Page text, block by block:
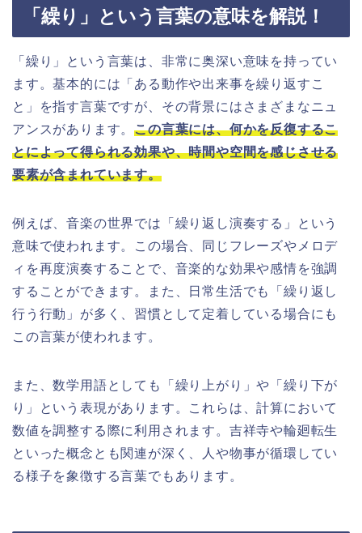
「繰り」という言葉の意味を解説！
「繰り」という言葉は、非常に奥深い意味を持ってい
ます。基本的には「ある動作や出来事を繰り返すこ
と」を指す言葉ですが、その背景にはさまざまなニュ
アンスがあります。この言葉には、何かを反復するこ
とによって得られる効果や、時間や空間を感じさせる
要素が含まれています。
例えば、音楽の世界では「繰り返し演奏する」という
意味で使われます。この場合、同じフレーズやメロデ
ィを再度演奏することで、音楽的な効果や感情を強調
することができます。また、日常生活でも「繰り返し
行う行動」が多く、習慣として定着している場合にも
この言葉が使われます。
また、数学用語としても「繰り上がり」や「繰り下が
り」という表現があります。これらは、計算において
数値を調整する際に利用されます。吉祥寺や輪廻転生
といった概念とも関連が深く、人や物事が循環してい
る様子を象徴する言葉でもあります。